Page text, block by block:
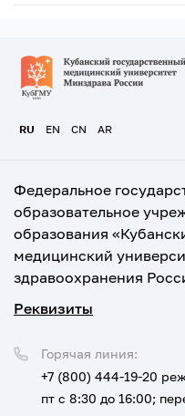
RU EN CN AR
Федеральное
образовательное
образования
медицинский
здравоохранения
Реквизиты
Горячая линия:
+7 (800) 444-19-20
пт с 8:30 до 16:00;